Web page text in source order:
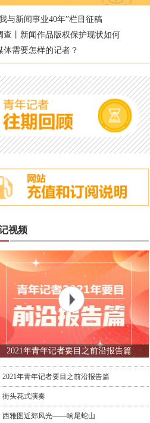
与新闻事业40年”栏目征稿
查丨新闻作品版权保护现状如何
体需要怎样的记者？
视频
2021年青年记者要目之前沿报告篇
2021年青年记者要目之前沿报告篇
街头花式演奏
西雅图近郊风光——响尾蛇山